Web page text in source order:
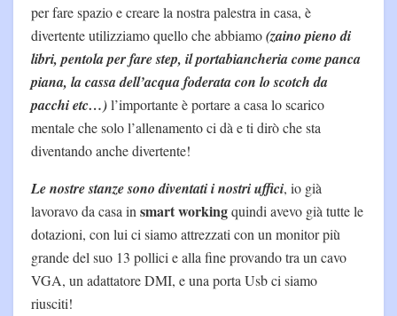
per fare spazio e creare la nostra palestra in casa, è
divertente utilizziamo quello che abbiamo(zaino pieno di
libri, pentola per fare step, il portabiancheria come panca
piana, la cassa dell’acqua foderata con lo scotch da
pacchi etc…)l’importante è portare a casa lo scarico
mentale che solo l’allenamento ci dà e ti dirò che sta
diventando anche divertente!
Le nostre stanze sono diventati i nostri uffici, io già
lavoravo da casa in smart workingquindi avevo già tutte le
dotazioni, con lui ci siamo attrezzati con un monitor più
grande del suo 13 pollici e alla fine provando tra un cavo
VGA, un adattatore DMI, e una porta Usb ci siamo
riusciti!